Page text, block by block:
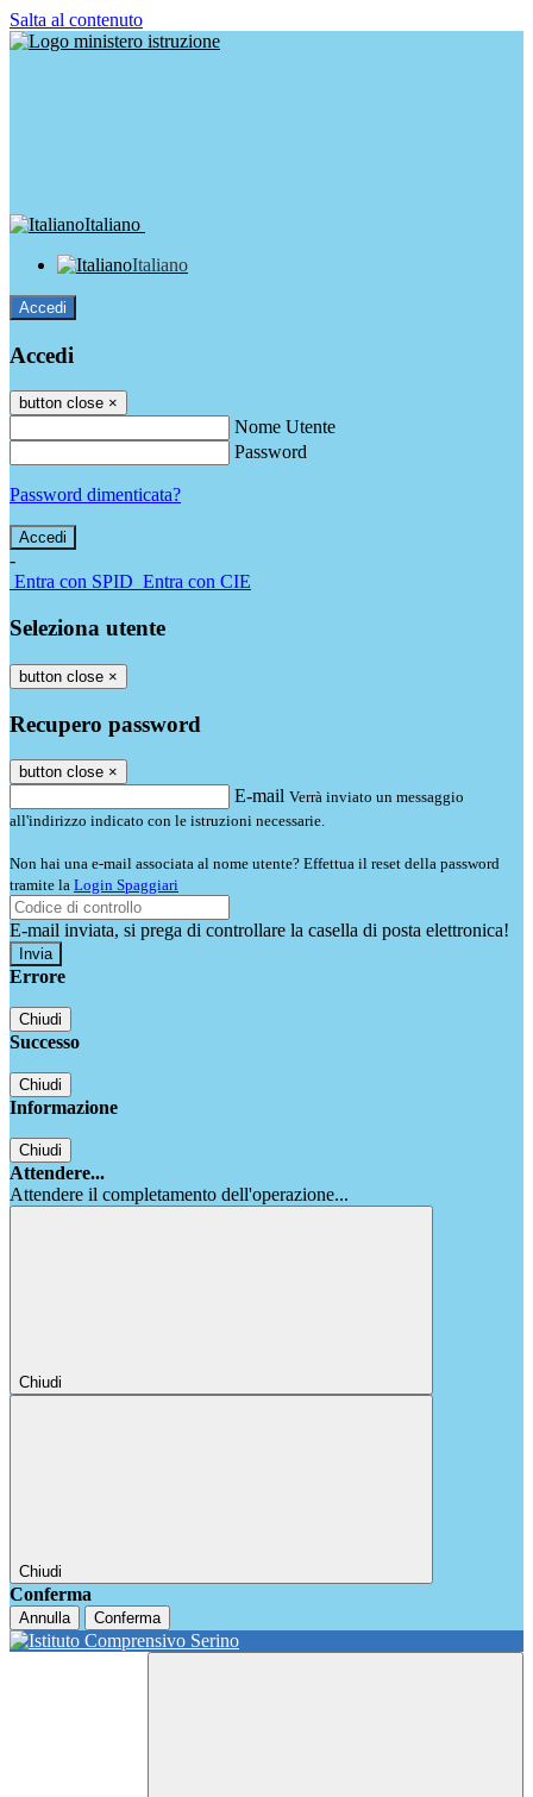
Salta al contenuto
Italiano
Italiano
Accedi
Accedi
button close ×
Nome Utente
Password
Password dimenticata?
-
Entra con SPID Entra con CIE
Seleziona utente
button close ×
Recupero password
button close ×
E-mail Verrà inviato un messaggio
all'indirizzo indicato con le istruzioni necessarie.
Non hai una e-mail associata al nome utente? Effettua il reset della password
tramite la Login Spaggiari
E-mail inviata, si prega di controllare la casella di posta elettronica!
Errore
Chiudi
Successo
Chiudi
Informazione
Chiudi
Attendere...
Attendere il completamento dell'operazione...
Chiudi
Chiudi
Conferma
Annulla Conferma